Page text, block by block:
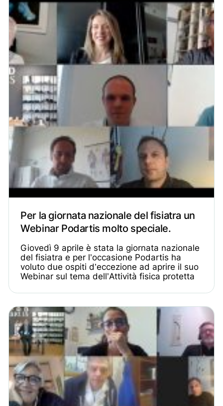
Per la giornata nazionale del fisiatra un
Webinar Podartis molto speciale.
Giovedì 9 aprile è stata la giornata nazionale
del fisiatra e per l’occasione Podartis ha
voluto due ospiti d’eccezione ad aprire il suo
Webinar sul tema dell’Attività fisica protetta